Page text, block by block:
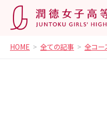
HOME 全ての記事 全コー